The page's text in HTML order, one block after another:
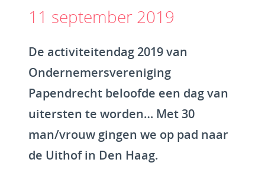
11 september 2019
De activiteitendag 2019 van
Ondernemersvereniging
Papendrecht beloofde een dag van
uitersten te worden… Met 30
man/vrouw gingen we op pad naar
de Uithof in Den Haag.